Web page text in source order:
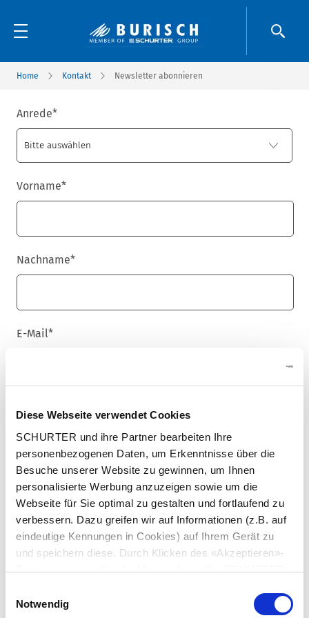
Diese Webseite verwendet Cookies
SCHURTER und ihre Partner bearbeiten Ihre
personenbezogenen Daten, um Erkenntnisse über die
Besuche unserer Website zu gewinnen, um Ihnen
personalisierte Werbung anzuzeigen sowie um die
Webseite für Sie optimal zu gestalten und fortlaufend zu
verbessern. Dazu greifen wir auf Informationen (z.B. auf
eindeutige Kennungen in Cookies) auf Ihrem Gerät zu
und speichern diese. Durch Klicken des «Akzeptieren»-
Buttons stimmen Sie der Verwendung aller SCHURTER
Ihre Einstellungen jederzeit ändern, indem Sie auf
Notwendig
Home Kontakt Newsletter abonnieren
Anrede*
Vorname*
Nachname*
E-Mail*
Unternehmensname
Newsletter
Wir versorgen unsere Kunden mit produkt- und
Wenn Sie einen dieser Newsletter erhalten möchten, wählen
Sie ihn bitte aus der untenstehenden Liste aus.